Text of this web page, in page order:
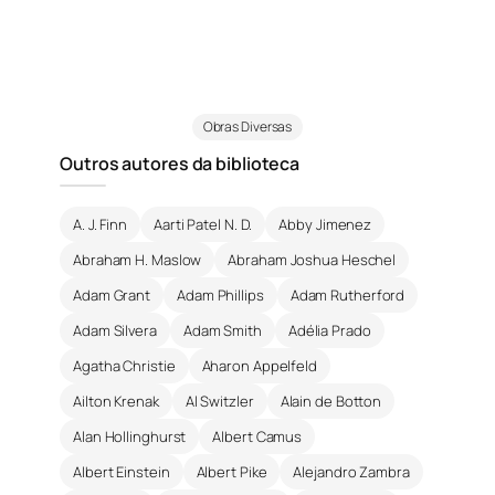
Obras Diversas
Outros autores da biblioteca
A. J. Finn Aarti Patel N. D.
Abby Jimenez
Abraham H. Maslow
Abraham Joshua Heschel
Adam Grant
Adam Phillips
Adam Rutherford
Adam Silvera
Adam Smith
Adélia Prado
Agatha Christie
Aharon Appelfeld
Ailton Krenak
Al Switzler
Alain de Botton
Alan Hollinghurst
Albert Camus
Albert Einstein
Albert Pike Alejandro Zambra